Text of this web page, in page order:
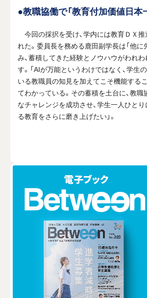
●教職協働で「教育付加価値日本
今回の採択を受け、学内には教育ＤＸ
れた。委員長を務める鹿田副学長は「他に
み、蓄積してきた経験とノウハウがわれわ
す。「AIが万能というわけではなく、学生
いる教職員の知見を加えてこそ機能する
てわかっている。その蓄積を土台に、教
なチャレンジを成功させ、学生一人ひと
る教育をさらに磨き上げたい」。